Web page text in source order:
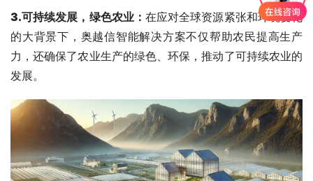
3.可持续发展，绿色农业： 在应对全球资源紧张和环境变化
的大背景下，奥越信智能解决方案不仅帮助农民提高生产
力，还确保了农业生产的绿色、环保，推动了可持续农业的
发展。